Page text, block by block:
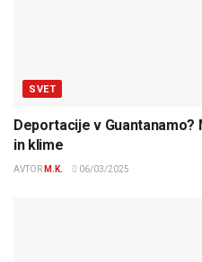
SVET
Deportacije v
in klime
AVTOR M.K. 06/03/2025